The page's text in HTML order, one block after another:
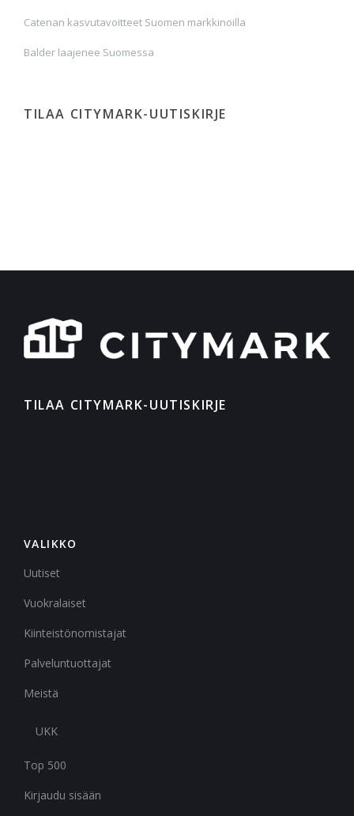
Catenan kasvutavoitteet Suomen markkinoilla
Balder laajenee Suomessa
TILAA CITYMARK-UUTISKIRJE
TILAA CITYMARK-UUTISKIRJE
VALIKKO
Uutiset
Vuokralaiset
Kiinteistönomistajat
Palveluntuottajat
Meistä
UKK
Top 500
Kirjaudu sisään